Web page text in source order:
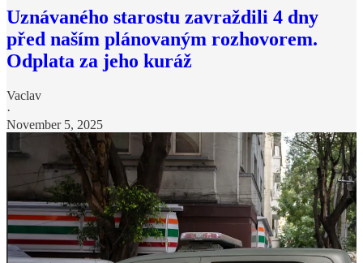
Uznávaného starostu zavraždili 4 dny
před naším plánovaným rozhovorem.
Odplata za jeho kuráž
Vaclav
·
November 5, 2025